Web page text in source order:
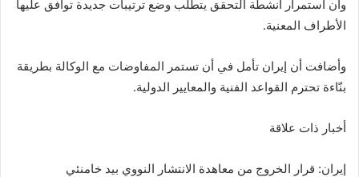
وأن استمرار أنشطة التحقق يتطلب وضع ترتيبات جديدة توافق عليها
الأطراف المعنية.
وأضافت أن إيران تأمل في أن تستمر المفاوضات مع الوكالة بطريقة
بنّاءة تحترم القواعد الفنية والمعايير الدولية.
أخبار ذات علاقة
إيران: قرار الخروج من معاهدة الانتشار النووي بيد خامنئي